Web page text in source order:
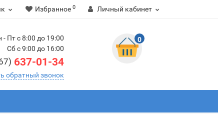
Избранное 0 Личный кабинет
- Пт с 8:00 до 19:00
Сб с 9:00 до 16:00
637-01-34
обратный звонок
0